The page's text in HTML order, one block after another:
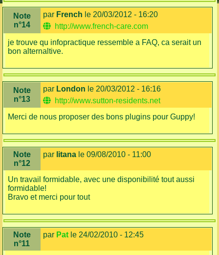
Note
n°14
par French le 20/03/2012 - 16:20
http://www.french-care.com
je trouve qu infopractique ressemble a FAQ, ca serait un
bon alternaltive.
Note
n°13
par London le 20/03/2012 - 16:16
http://www.sutton-residents.net
Merci de nous proposer des bons plugins pour Guppy!
Note
n°12
par litanale 09/08/2010 - 11:00
Un travail formidable, avec une disponibilité tout aussi
formidable!
Bravo et merci pour tout
Note
n°11
par Pat le 24/02/2010 - 12:45